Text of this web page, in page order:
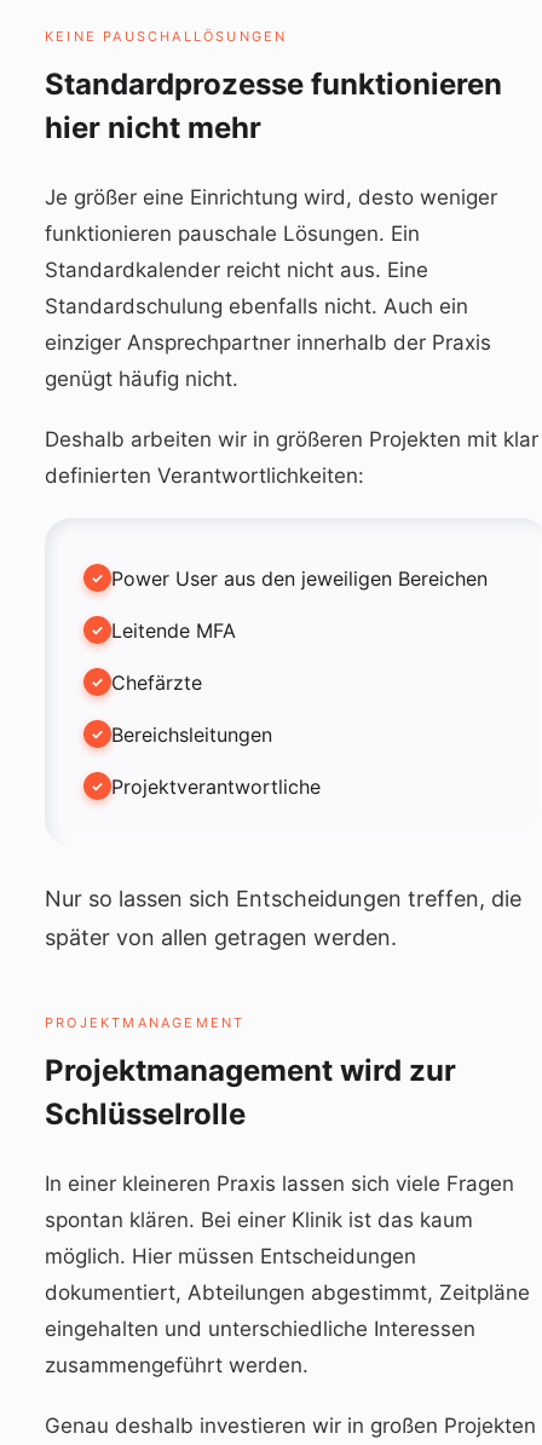
KEINE PAUSCHALLÖSUNGEN
Standardprozesse funktionieren
hier nicht mehr
Je größer eine Einrichtung wird, desto weniger
funktionieren pauschale Lösungen. Ein
Standardkalender reicht nicht aus. Eine
Standardschulung ebenfalls nicht. Auch ein
einziger Ansprechpartner innerhalb der Praxis
genügt häufig nicht.
Deshalb arbeiten wir in größeren Projekten mit klar
definierten Verantwortlichkeiten:
Power User aus den jeweiligen Bereichen
Leitende MFA
Chefärzte
Bereichsleitungen
Projektverantwortliche
Nur so lassen sich Entscheidungen treffen, die
später von allen getragen werden.
PROJEKTMANAGEMENT
Projektmanagement wird zur
Schlüsselrolle
In einer kleineren Praxis lassen sich viele Fragen
spontan klären. Bei einer Klinik ist das kaum
möglich. Hier müssen Entscheidungen
dokumentiert, Abteilungen abgestimmt, Zeitpläne
eingehalten und unterschiedliche Interessen
zusammengeführt werden.
Genau deshalb investieren wir in großen Projekten